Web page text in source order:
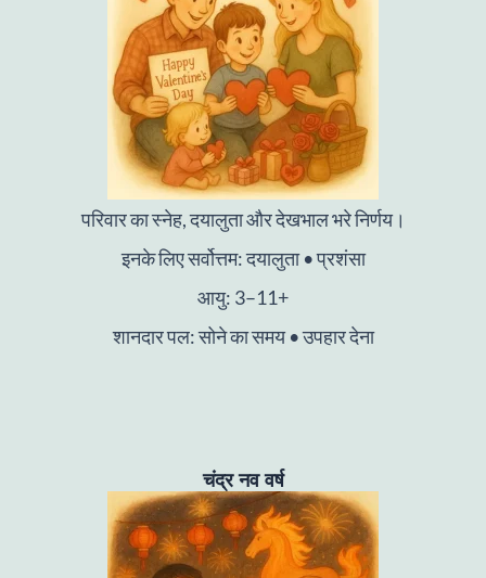
परिवार का स्नेह, दयालुता और देखभाल भरे निर्णय।
इनके लिए सर्वोत्तम: दयालुता • प्रशंसा
आयु: 3–11+
शानदार पल: सोने का समय • उपहार देना
चंद्र नव वर्ष